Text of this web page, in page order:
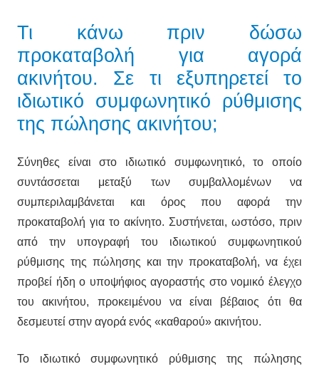
Τι κάνω πριν δώσω
προκαταβολή για αγορά
ακινήτου. Σε τι εξυπηρετεί το
ιδιωτικό συμφωνητικό ρύθμισης
της πώλησης ακινήτου;
Σύνηθες είναι στο ιδιωτικό συμφωνητικό, το οποίο
συντάσσεται μεταξύ των συμβαλλομένων να
συμπεριλαμβάνεται και όρος που αφορά την
προκαταβολή για το ακίνητο. Συστήνεται, ωστόσο, πριν
από την υπογραφή του ιδιωτικού συμφωνητικού
ρύθμισης της πώλησης και την προκαταβολή, να έχει
προβεί ήδη ο υποψήφιος αγοραστής στο νομικό έλεγχο
του ακινήτου, προκειμένου να είναι βέβαιος ότι θα
δεσμευτεί στην αγορά ενός «καθαρού» ακινήτου.
Το ιδιωτικό συμφωνητικό ρύθμισης της πώλησης